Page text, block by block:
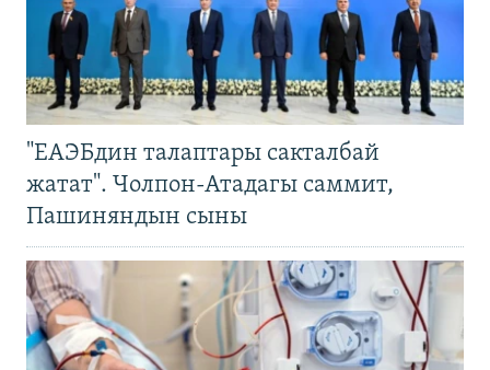
"ЕАЭБдин талаптары сакталбай
жатат". Чолпон-Атадагы саммит,
Пашиняндын сыны